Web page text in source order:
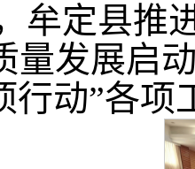
牟定县推
量发展启
行动”各项